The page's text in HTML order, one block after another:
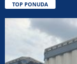
TOP PONUDA